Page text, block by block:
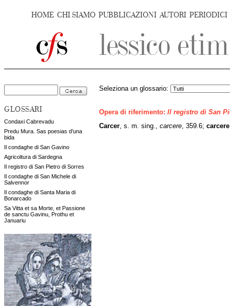
HOME CHI SIAMO PUBBLICAZIONI AUTORI PERIODICI
GLOSSARI
Condaxi Cabrevadu
Predu Mura. Sas poesias d'una
bida
Il condaghe di San Gavino
Agricoltura di Sardegna
Il registro di San Pietro di Sorres
Il condaghe di San Michele di
Salvennor
Il condaghe di Santa Maria di
Bonarcado
Sa Vitta et sa Morte, et Passione
de sanctu Gavinu, Prothu et
Januariu
Seleziona un glossario:
Opera di riferimento: Il registro di San
Carcer , s. m. sing., carcere , 359.6; carcere